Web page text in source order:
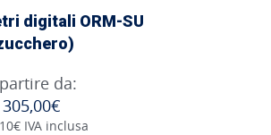
digitali ORM-SU
da:
305,00€
IVA inclusa